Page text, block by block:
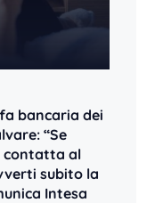
bancaria dei
“Se
contatta al
subito la
Intesa